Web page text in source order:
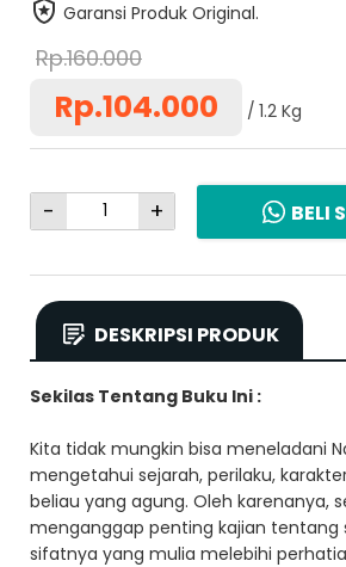
Garansi Produk Original.
Rp.160.000
Rp.104.000 1.2 Kg
- + BELI
DESKRIPSI PRODUK
Sekilas Tentang Buku Ini :
Kita tidak mungkin bisa meneladani
mengetahui sejarah, perilaku,
beliau yang agung. Oleh karenanya,
menganggap penting kajian tentang
sifatnya yang mulia melebihi